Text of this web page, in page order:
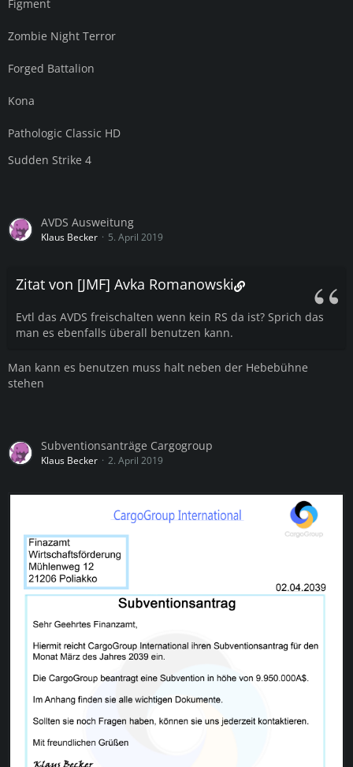
Figment
Zombie Night Terror
Forged Battalion
Kona
Pathologic Classic HD
Sudden Strike 4
AVDS Ausweitung
Klaus Becker 5. April 2019
Zitat von [JMF] Avka Romanowski
Evtl das AVDS freischalten wenn kein RS da ist? Sprich das
man es ebenfalls überall benutzen kann.
Man kann es benutzen muss halt neben der Hebebühne
stehen
Subventionsanträge Cargogroup
Klaus Becker 2. April 2019